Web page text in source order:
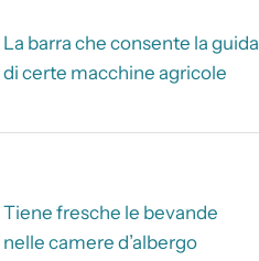
La barra che consente la guida
di certe macchine agricole
Tiene fresche le bevande
nelle camere d’albergo